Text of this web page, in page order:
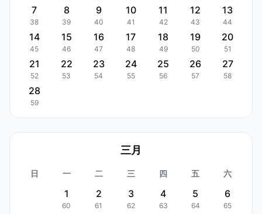
7
38
8
39
9
40
10
41
11
42
12
43
13
44
14
45
15
46
16
47
17
48
18
49
19
50
20
51
21
52
22
53
23
54
24
55
25
56
26
57
27
58
28
59
三月
日 一 二 三 四 五 六
1
60
2
61
3
62
4
63
5
64
6
65